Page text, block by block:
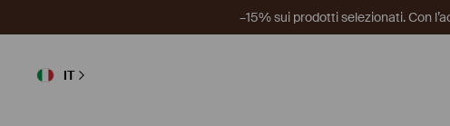
–15% sui prodotti selezionati. Con
IT